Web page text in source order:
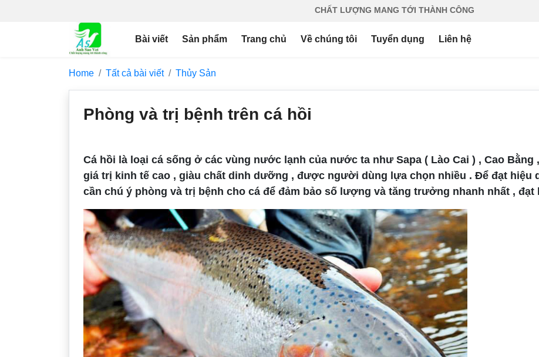
CHẤT LƯỢNG MANG TỚI THÀNH CÔNG
Bài viết Sản phẩm Trang chủ Về chúng tôi Tuyển dụng Liên hệ
Home Tất cả bài viết Thủy Sản
Phòng và trị bệnh trên cá hồi
Cá hồi là loại cá sống ở các vùng nước lạnh của nước ta như Sapa ( Lào Cai ) , Cao Bằng
giá trị kinh tế cao , giàu chất dinh dưỡng , được người dùng lựa chọn nhiều . Để đạt hiệu
cần chú ý phòng và trị bệnh cho cá để đảm bảo số lượng và tăng trưởng nhanh nhất , đạt